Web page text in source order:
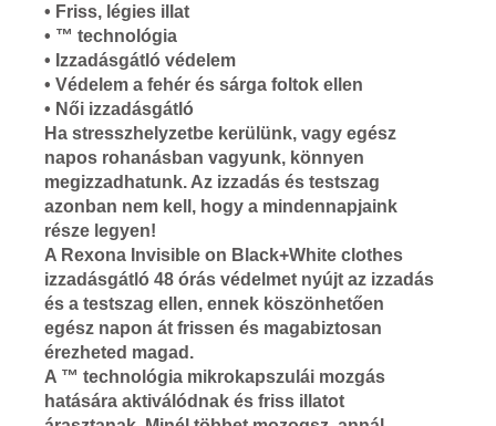
• Friss, légies illat
• ™ technológia
• Izzadásgátló védelem
• Védelem a fehér és sárga foltok ellen
• Női izzadásgátló
Ha stresszhelyzetbe kerülünk, vagy egész
napos rohanásban vagyunk, könnyen
megizzadhatunk. Az izzadás és testszag
azonban nem kell, hogy a mindennapjaink
része legyen!
A Rexona Invisible on Black+White clothes
izzadásgátló 48 órás védelmet nyújt az izzadás
és a testszag ellen, ennek köszönhetően
egész napon át frissen és magabiztosan
érezheted magad.
A ™ technológia mikrokapszulái mozgás
hatására aktiválódnak és friss illatot